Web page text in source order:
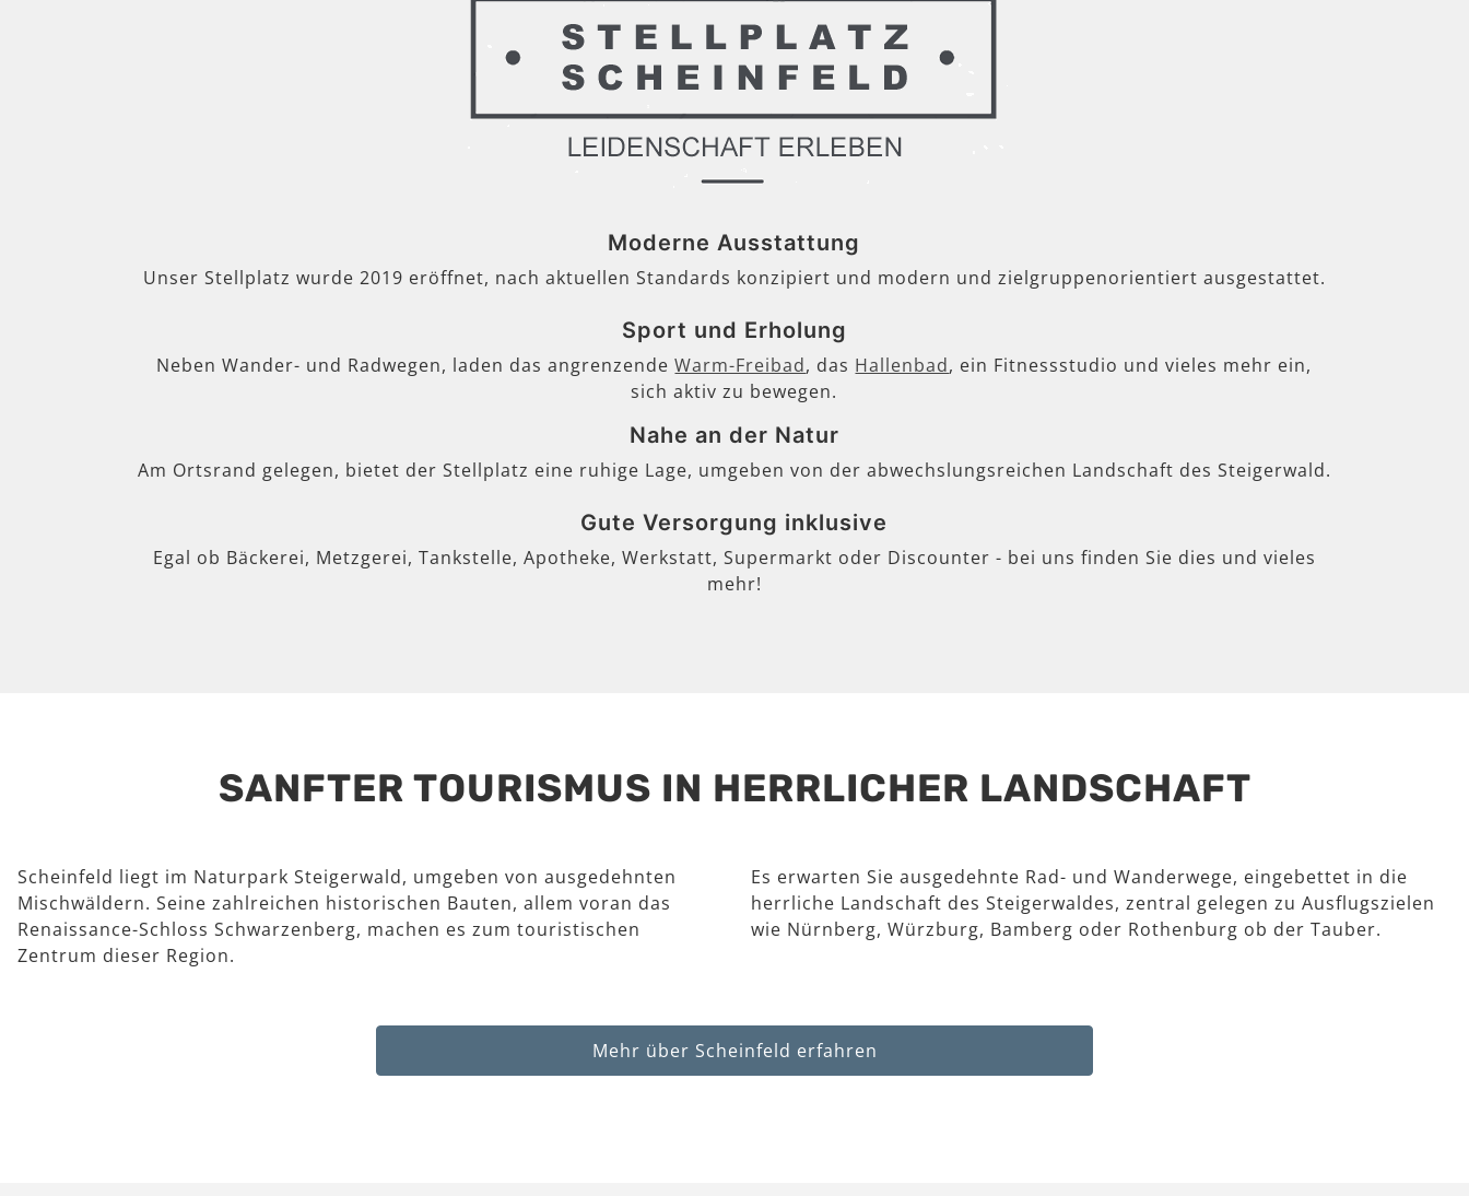
Moderne Ausstattung
Unser Stellplatz wurde 2019 eröffnet, nach aktuellen Standards konzipiert und modern und zielgruppenorientiert ausgestattet.
Sport und Erholung
Neben Wander- und Radwegen, laden das angrenzendeWarm-Freibad, das Hallenbad, ein Fitnessstudio und vieles mehr ein,
sich aktiv zu bewegen.
Nahe an der Natur
Am Ortsrand gelegen, bietet der Stellplatz eine ruhige Lage, umgeben von der abwechslungsreichen Landschaft des Steigerwald.
Gute Versorgung inklusive
Egal ob Bäckerei, Metzgerei, Tankstelle, Apotheke, Werkstatt, Supermarkt oder Discounter - bei uns finden Sie dies und vieles
mehr!
SANFTER TOURISMUS IN HERRLICHER LANDSCHAFT
Scheinfeld liegt im Naturpark Steigerwald, umgeben von ausgedehnten
Mischwäldern. Seine zahlreichen historischen Bauten, allem voran das
Renaissance-Schloss Schwarzenberg, machen es zum touristischen
Zentrum dieser Region.
Es erwarten Sie ausgedehnte Rad- und Wanderwege, eingebettet in die
herrliche Landschaft des Steigerwaldes, zentral gelegen zu Ausflugszielen
wie Nürnberg, Würzburg, Bamberg oder Rothenburg ob der Tauber.
Mehr über Scheinfeld erfahren